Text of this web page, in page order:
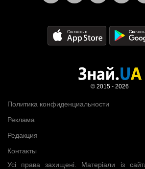
Усі права захищені. Матеріали із
Политика конфиденциальности
Реклама
Редакция
Контакты
© 2015 - 2026